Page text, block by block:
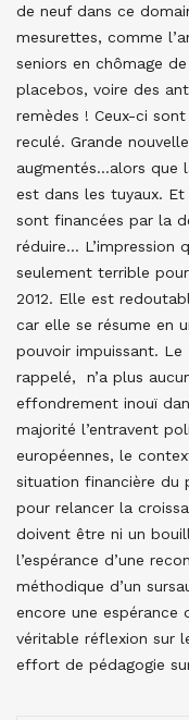
de neuf dans ce
mesurettes, comme
seniors en chômage
placebos, voire des
remèdes ! Ceux-ci
reculé. Grande
augmentés…alors que
est dans les tuyaux. Et
sont financées par la
réduire… L’impression
seulement terrible
2012. Elle est
car elle se résume en
pouvoir impuissant. Le
rappelé, n’a plus
effondrement inouï
majorité l’entravent
européennes, le
situation financière du
pour relancer la
doivent être ni un
l’espérance d’une
méthodique d’un
encore une espérance
véritable réflexion sur
effort de pédagogie